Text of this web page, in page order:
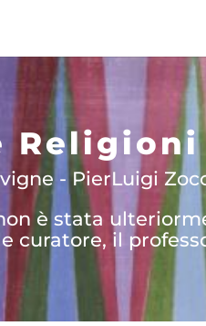
- PierLuigi
è stata
curatore, il